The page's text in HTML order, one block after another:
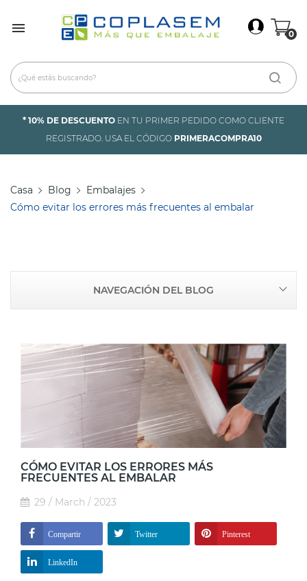
 0
* 10% DE DESCUENTO EN TU PRIMER PEDIDO COMO CLIENTE
REGISTRADO. USA EL CÓDIGO PRIMERACOMPRA10
Casa Blog
Embalajes
Cómo evitar los errores más frecuentes al embalar
NAVEGACIÓN DEL BLOG
CÓMO EVITAR LOS ERRORES MÁS
FRECUENTES AL EMBALAR
29 / March / 2023
Compartir Twitter Pinterest
LinkedIn
Iniciar Sesión ×
Debes iniciar sesión para guardar productos en tu
lista de deseos.
Cancelar Iniciar sesión